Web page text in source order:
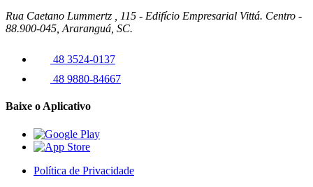
Rua Caetano Lummertz , 115 - Edifício Empresarial Vittá. Centro -
88.900-045, Araranguá, SC.
48 3524-0137
48 9880-84667
Baixe o Aplicativo
Política de Privacidade